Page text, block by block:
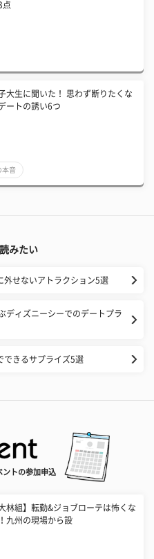
点
大生に聞いた！ 思わず断りたくな
ートの誘い6つ
本音
みたい
外せないアトラクション5選
ディズニーシーでのデートプラ
できるサプライズ5選
ントの参加申込
大林組】転勤&ジョブローテは怖くな
九州の現場から設